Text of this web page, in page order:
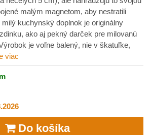
malým magnetom, aby nestratili
milý kuchynský doplnok je originálny
ako aj pekný darček pre milovanú
je voľne balený, nie v škatuľke,
viac
Do košíka